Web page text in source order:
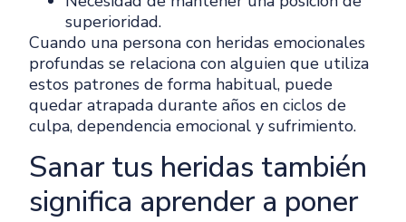
superioridad.
Cuando una persona con heridas emocionales
profundas se relaciona con alguien que utiliza
estos patrones de forma habitual, puede
quedar atrapada durante años en ciclos de
culpa, dependencia emocional y sufrimiento.
Sanar tus heridas también
significa aprender a poner